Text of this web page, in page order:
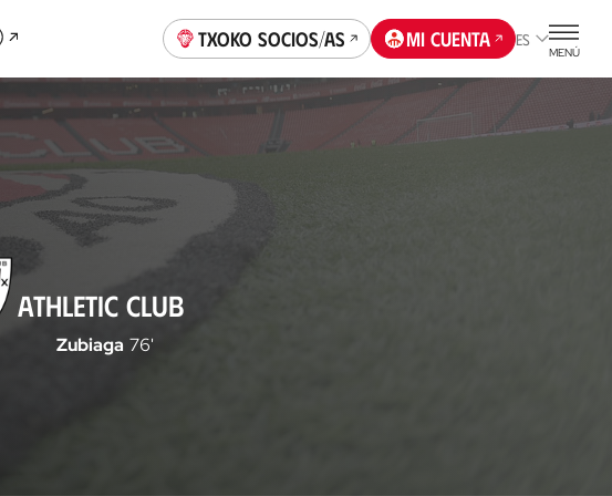
Txoko socios/as Mi cuenta ES
MENÚ
ATHLETIC CLUB
Zubiaga 76'